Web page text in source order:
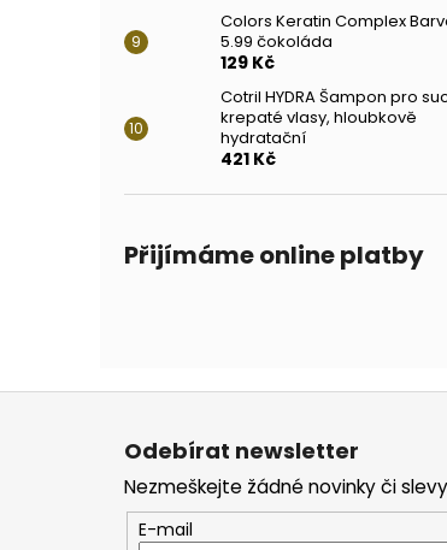
Colors Keratin Complex
5.99 čokoláda
129 Kč
Cotril HYDRA Šampon pro
krepaté vlasy, hloubkově
hydratační
421 Kč
Přijímáme online platby
Z
Odebírat newsletter
Nezmeškejte žádné novinky či
E-mail